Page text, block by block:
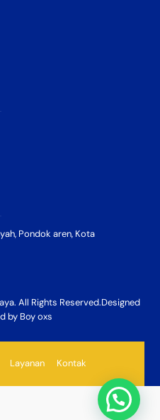
Pondok aren, Kota
Layanan Kontak
All Rights Reserved.Designed
by Boy oxs